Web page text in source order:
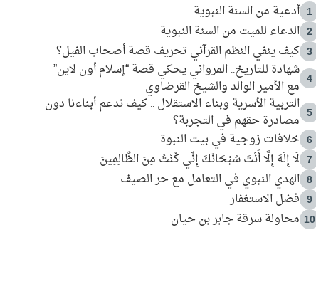
1 أدعية من السنة النبوية
2 الدعاء للميت من السنة النبوية
3 كيف ينفي النظم القرآني تحريف قصة أصحاب الفيل؟
4
شهادة للتاريخ.. المرواني يحكي قصة “إسلام أون لاين”
مع الأمير الوالد والشيخ القرضاوي
5
التربية الأسرية وبناء الاستقلال .. كيف ندعم أبناءنا دون
مصادرة حقهم في التجربة؟
6 خلافات زوجية في بيت النبوة
7 لَا إِلَهَ إِلَّا أَنْتَ سُبْحَانَكَ إِنِّي كُنْتُ مِنَ الظَّالِمِينَ
8 الهدي النبوي في التعامل مع حر الصيف
9 فضل الاستغفار
10 محاولة سرقة جابر بن حيان